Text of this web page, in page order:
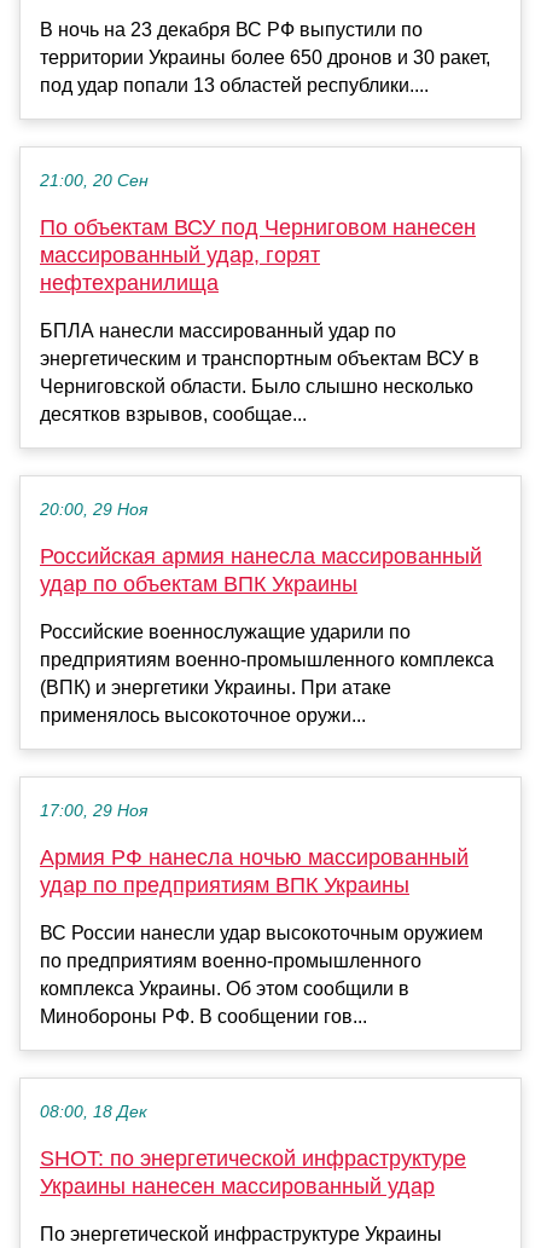
В ночь на 23 декабря ВС РФ выпустили по
территории Украины более 650 дронов и 30 ракет,
под удар попали 13 областей республики....
21:00, 20 Сен
По объектам ВСУ под Черниговом нанесен
массированный удар, горят
нефтехранилища
БПЛА нанесли массированный удар по
энергетическим и транспортным объектам ВСУ в
Черниговской области. Было слышно несколько
десятков взрывов, сообщае...
20:00, 29 Ноя
Российская армия нанесла массированный
удар по объектам ВПК Украины
Российские военнослужащие ударили по
предприятиям военно-промышленного комплекса
(ВПК) и энергетики Украины. При атаке
применялось высокоточное оружи...
17:00, 29 Ноя
Армия РФ нанесла ночью массированный
удар по предприятиям ВПК Украины
ВС России нанесли удар высокоточным оружием
по предприятиям военно-промышленного
комплекса Украины. Об этом сообщили в
Минобороны РФ. В сообщении гов...
08:00, 18 Дек
SHOT: по энергетической инфраструктуре
Украины нанесен массированный удар
По энергетической инфраструктуре Украины